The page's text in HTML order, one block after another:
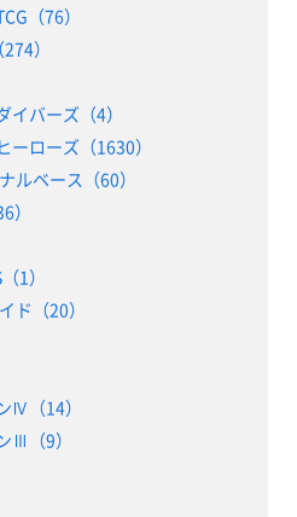
（76）
）
イバーズ（4）
ーローズ（1630）
ルベース（60）
）
1）
ド（20）
Ⅳ（14）
Ⅲ（9）